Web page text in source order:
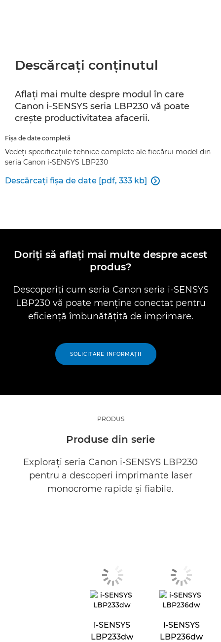
Descărcaţi conţinutul
Aflaţi mai multe despre modul în care
Canon i-SENSYS seria LBP230 vă poate
creşte productivitatea afacerii.
Fişa de date completă
Vedeţi specificaţiile tehnice complete ale fiecărui model din
seria Canon i-SENSYS LBP230
Descărcaţi fişa de date [pdf, 333 kb] 
Doriţi să aflaţi mai multe despre acest
produs?
Descoperiţi cum seria Canon seria i-SENSYS
LBP230 vă poate menţine conectat pentru
eficienţă îmbunătăţită de imprimare.
SOLICITARE INFORMAŢII
PRODUS
Produse din serie
Exploraţi seria Canon i-SENSYS LBP230
pentru a descoperi imprimante laser
monocrome rapide şi fiabile.
i-SENSYS
LBP233dw
i-SENSYS
LBP236dw